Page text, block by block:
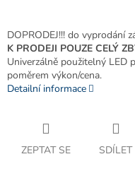
DOPRODEJ!!! do vyprodání
K PRODEJI POUZE CELÝ
Univerzálně použitelný LED
poměrem výkon/cena.
Detailní informace
ZEPTAT SE SDÍLET